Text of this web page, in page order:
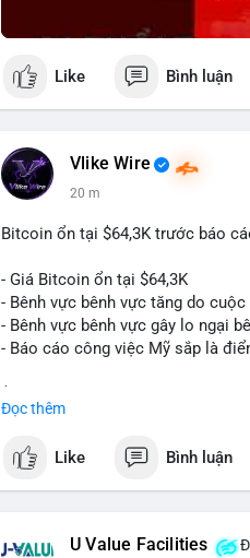
Like Bình luận
Vlike Wire
20 m
Bitcoin ổn tại $64,3K trước báo
- Giá Bitcoin ổn tại $64,3K
- Bênh vực bênh vực tăng do
- Bênh vực bênh vực gây lo ngại
- Báo cáo công việc Mỹ sắp là
📰 Nguồn: CoinDesk
Đọc thêm
Like Bình luận
U Value Facilities